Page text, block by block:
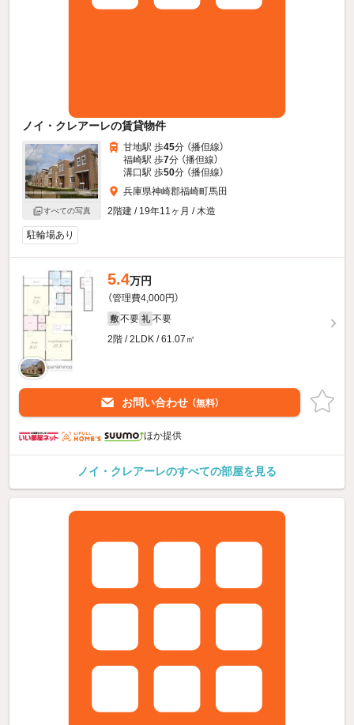
ノイ・クレアーレの賃貸物件
すべての写真
甘地駅 歩45分 （播但線）
福崎駅 歩7分 （播但線）
溝口駅 歩50分 （播但線）
兵庫県神崎郡福崎町馬田
2階建 / 19年11ヶ月 / 木造
駐輪場あり
5.4万円
（管理費4,000円）
敷 不要 礼 不要
2階 / 2LDK / 61.07㎡
お問い合わせ （無料）
ほか提供
ノイ・クレアーレのすべての部屋を見る